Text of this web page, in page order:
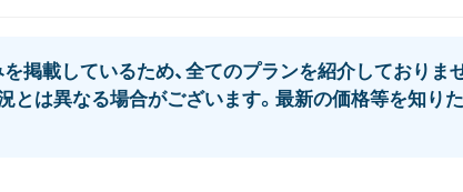
載しているため、全てのプランを紹介しておりませ
は異なる場合がございます。最新の価格等を知りた